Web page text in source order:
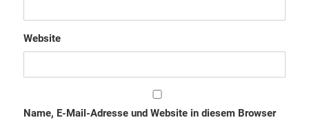
Website
Name, E-Mail-Adresse und Website in diesem Browser